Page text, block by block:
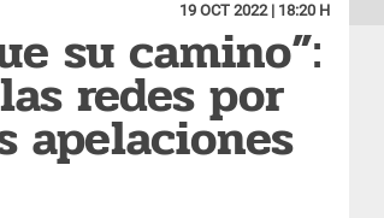
19 OCT 2022 | 18:20 H
su camino”:
redes por
apelaciones